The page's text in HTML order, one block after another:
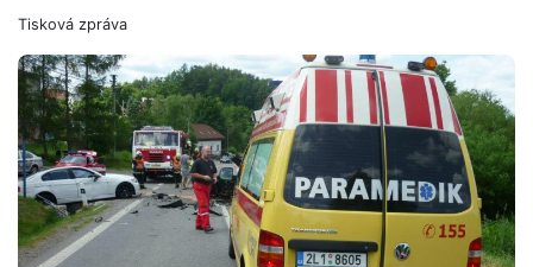
Tisková zpráva